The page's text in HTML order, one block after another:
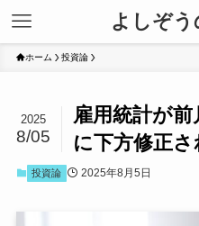
よしぞう
ホーム 投資論
雇用統計が
に下方修正
2025
8/05
投資論 2025年8月5日